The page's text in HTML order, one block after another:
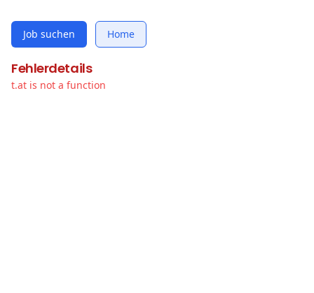
Job suchen Home
Fehlerdetails
t.at is not a function